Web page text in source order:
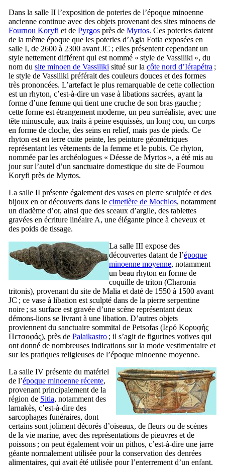
Dans la salle II l’exposition de poteries de l’époque minoenne
ancienne continue avec des objets provenant des sites minoens de
Fournou Koryfi et de Pyrgos près de Myrtos. Ces poteries datent
de la même époque que les poteries d’Agia Fotia exposées en
salle I, de 2600 à 2300 avant JC ; elles présentent cependant un
style nettement différent qui est nommé « style de Vassiliki », du
nom du site minoen de Vassiliki situé sur la côte nord d’Iérapétra ;
le style de Vassiliki préférait des couleurs douces et des formes
très prononcées. L’artefact le plus remarquable de cette collection
est un rhyton, c’est-à-dire un vase à libations sacrées, ayant la
forme d’une femme qui tient une cruche de son bras gauche ;
cette forme est étrangement moderne, un peu surréaliste, avec une
tête minuscule, aux traits à peine esquissés, un long cou, un corps
en forme de cloche, des seins en relief, mais pas de pieds. Ce
rhyton est en terre cuite peinte, les peinture géométriques
représentant les vêtements de la femme et le pubis. Ce rhyton,
nommée par les archéologues « Déesse de Myrtos », a été mis au
jour sur l’autel d’un sanctuaire domestique du site de Fournou
Koryfi près de Myrtos.
La salle II présente également des vases en pierre sculptée et des
bijoux en or découverts dans le cimetière de Mochlos, notamment
un diadème d’or, ainsi que des sceaux d’argile, des tablettes
gravées en écriture linéaire A, une élégante pince à cheveux et
des poids de tissage.
La salle III expose des
découvertes datant de l’époque
minoenne moyenne, notamment
un beau rhyton en forme de
coquille de triton (Charonia
tritonis), provenant du site de Malia et daté de 1550 à 1500 avant
JC ; ce vase à libation est sculpté dans de la pierre serpentine
noire ; sa surface est gravée d’une scène représentant deux
démons-lions se livrant à une libation. D’autres objets
proviennent du sanctuaire sommital de Petsofas (Ιερό Κορυφής
Πετσοφάς), près de Palaikastro ; il s’agit de figurines votives qui
ont donné de nombreuses indications sur la mode vestimentaire et
sur les pratiques religieuses de l’époque minoenne moyenne.
La salle IV présente du matériel
de l’époque minoenne récente,
provenant principalement de la
région de Sitia, notamment des
larnakès, c’est-à-dire des
sarcophages funéraires, dont
certains sont joliment décorés d’oiseaux, de fleurs ou de scènes
de la vie marine, avec des représentations de pieuvres et de
poissons ; on peut également voir un pithos, c’est-à-dire une jarre
géante normalement utilisée pour la conservation des denrées
alimentaires, qui avait été utilisée pour l’enterrement d’un enfant.